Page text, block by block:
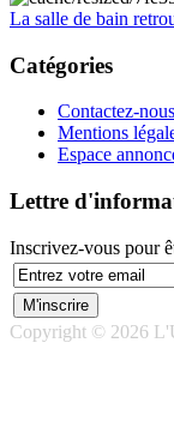
La salle de bain
Catégories
Contactez-nous
Mentions
Espace
Lettre
Inscrivez-vous pour
Copyright © 2026